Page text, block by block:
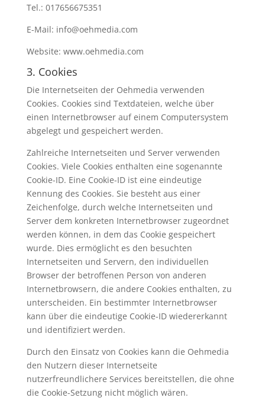
Tel.: 017656675351
E-Mail: info@oehmedia.com
Website: www.oehmedia.com
3. Cookies
Die Internetseiten der Oehmedia verwenden
Cookies. Cookies sind Textdateien, welche über
einen Internetbrowser auf einem Computersystem
abgelegt und gespeichert werden.
Zahlreiche Internetseiten und Server verwenden
Cookies. Viele Cookies enthalten eine sogenannte
Cookie-ID. Eine Cookie-ID ist eine eindeutige
Kennung des Cookies. Sie besteht aus einer
Zeichenfolge, durch welche Internetseiten und
Server dem konkreten Internetbrowser zugeordnet
werden können, in dem das Cookie gespeichert
wurde. Dies ermöglicht es den besuchten
Internetseiten und Servern, den individuellen
Browser der betroffenen Person von anderen
Internetbrowsern, die andere Cookies enthalten, zu
unterscheiden. Ein bestimmter Internetbrowser
kann über die eindeutige Cookie-ID wiedererkannt
und identifiziert werden.
Durch den Einsatz von Cookies kann die Oehmedia
den Nutzern dieser Internetseite
nutzerfreundlichere Services bereitstellen, die ohne
die Cookie-Setzung nicht möglich wären.